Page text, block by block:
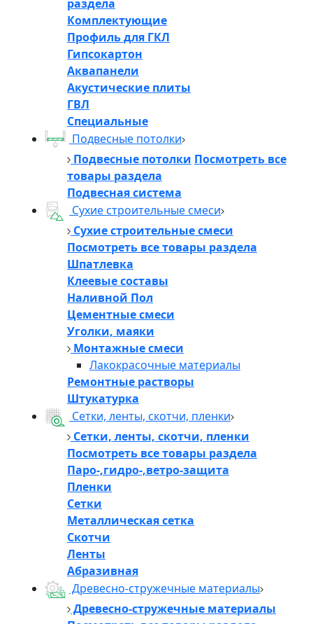
раздела
Комплектующие
Профиль для ГКЛ
Гипсокартон
Аквапанели
Акустические плиты
ГВЛ
Специальные
Подвесные потолки
Подвесные потолки Посмотреть все
товары раздела
Подвесная система
Сухие строительные смеси
Сухие строительные смеси
Посмотреть все товары раздела
Шпатлевка
Клеевые составы
Наливной Пол
Цементные смеси
Уголки, маяки
Монтажные смеси
Лакокрасочные материалы
Ремонтные растворы
Штукатурка
Сетки, ленты, скотчи, пленки
Сетки, ленты, скотчи, пленки
Посмотреть все товары раздела
Паро-,гидро-,ветро-защита
Пленки
Сетки
Металлическая сетка
Скотчи
Ленты
Абразивная
Древесно-стружечные материалы
Древесно-стружечные материалы